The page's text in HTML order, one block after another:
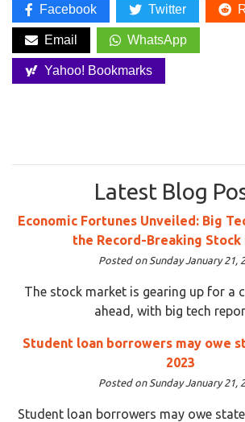
Facebook Twitter
Email WhatsApp
Yahoo! Bookmarks
Latest Blog
Economic Fortunes Unveiled: Big
the Record-Breaking Stock
Posted on Sunday January 21,
The stock market is gearing up for a
ahead, with big tech
Student loan borrowers may owe
2023
Posted on Sunday January 21,
Student loan borrowers may owe